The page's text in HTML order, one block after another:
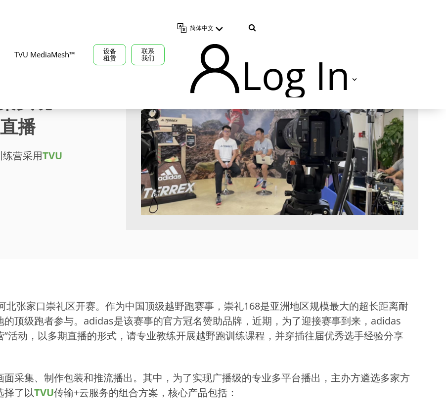
TVU MediaMesh™ 设备
租赁
联系
我们
简体中文
Log In
TVU Producer 云导播
TVU Partyline 云互联
TVU Command Center 集中
管控系统
TVU Search 智媒体云
播
练营采用TVU
北张家口崇礼区开赛。作为中国顶级越野跑赛事，崇礼168是亚洲地区规模最大的超长距离耐
顶级跑者参与。adidas是该赛事的官方冠名赞助品牌，近期，为了迎接赛事到来，adidas
”活动，以多期直播的形式，请专业教练开展越野跑训练课程，并穿插往届优秀选手经验分享
采集、制作包装和推流播出。其中，为了实现广播级的专业多平台播出，主办方遴选多家方
择了以TVU传输+云服务的组合方案，核心产品包括：